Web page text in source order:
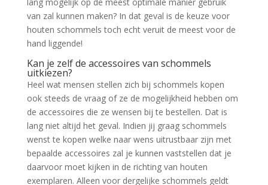
van zal kunnen maken? In dat geval is de keuze voor
houten schommels toch echt veruit de meest voor de
hand liggende!
Kan je zelf de accessoires van schommels
uitkiezen?
Heel wat mensen stellen zich bij schommels kopen
ook steeds de vraag of ze de mogelijkheid hebben om
de accessoires die ze wensen bij te bestellen. Dat is
lang niet altijd het geval. Indien jij graag schommels
wenst te kopen welke naar wens uitrustbaar zijn met
bepaalde accessoires zal je kunnen vaststellen dat je
daarvoor moet kijken in de richting van houten
exemplaren. Alleen voor dergelijke schommels geldt